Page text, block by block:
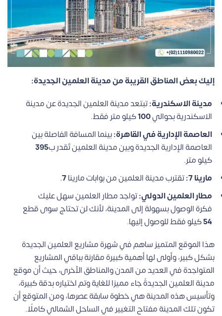
إليك بعض المناطق القريبة من مدينة العلمين الجديدة:
مدينة الاسكندرية:تبتعد مدينة العلمين الجديدة عن مدينة
الاسكندرية بحوالي100كيلو متر فقط.
العاصمة الإدارية في القاهرة:بينما المسافة الفاصلة بين
العاصمة الإدارية الجديدة وبين مدينة العلمين تٌقدر ب395
كيلو متر.
مارينا 7:
تقترب مدينة العلمين من بوابات مارينا7
.
مطار العلمين الدولي:تواجد مطار العلمين سهل عليك
فكرة الوصول بسهولة إلى المدينة، لأنك لن تحتاج سوى قطع
54كيلو فقط للوصول إليها.
هذا الموقع المتميز ساهم في شهرة مشاريع العلمين الجديدة
بشكل كبير، وأولى لها أهمية كبيرة مقارنة بباقي المشاريع
المتواجدة في العديد من المدن والمناطق الأخرى، حيث أن موقع
مدينة العلمين الجديدةً جاء مميزا للغاية وتم اختياره بدقة كبيرة،
وتأسيس هذه المدينة هي خطوة سابقة عصرها، ومن المتوقع أن
تكون تلك المدينة مفتاح التغيير في الساحل الشمالي كاملًا.